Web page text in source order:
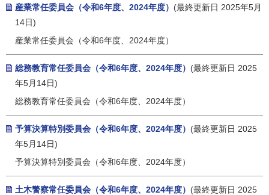
産業常任委員会（令和6年度、2024年度） (最終更新日 2025年5月
14日)
産業常任委員会（令和6年度、2024年度）
総務教育常任委員会（令和6年度、2024年度） (最終更新日 2025
年5月14日)
総務教育常任委員会（令和6年度、2024年度）
予算決算特別委員会（令和6年度、2024年度） (最終更新日 2025
年5月14日)
予算決算特別委員会（令和6年度、2024年度）
土木警察常任委員会（令和6年度、2024年度） (最終更新日 2025